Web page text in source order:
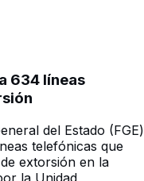
634 líneas
del Estado (FGE)
telefónicas que
extorsión en la